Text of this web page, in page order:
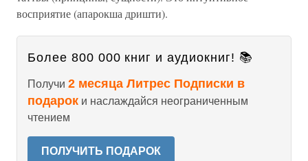
восприятие (апарокша дришти).
Более 800 000 книг и аудиокниг! 📚
Получи 2 месяца Литрес Подписки в
подарок и наслаждайся неограниченным
чтением
ПОЛУЧИТЬ ПОДАРОК